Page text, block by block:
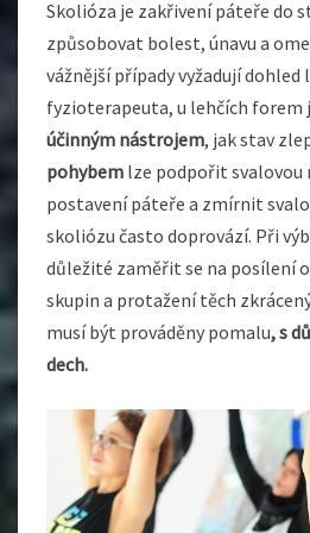
Skolióza je zakřivení páteře do
způsobovat bolest, únavu a
vážnější případy vyžadují dohled
fyzioterapeuta, u lehčích forem
účinným nástrojem, jak stav
pohybem lze podpořit svalovou
postavení páteře a zmírnit
skoliózu často doprovází. Při
důležité zaměřit se na posílení
skupin a protažení těch
musí být prováděny pomalu, s
dech.